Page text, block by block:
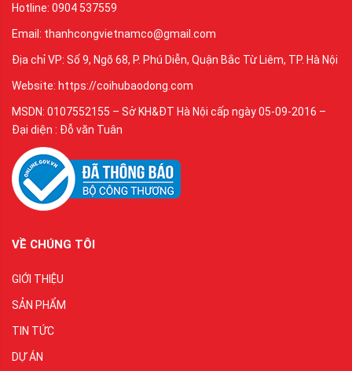
Hotline: 0904 537559
Email: thanhcongvietnamco@gmail.com
Địa chỉ VP: Số 9, Ngõ 68, P. Phú Diễn, Quận Bắc Từ Liêm, TP. Hà Nội
Website: https://coihubaodong.com
MSDN: 0107552155 – Sở KH&ĐT Hà Nội cấp ngày 05-09-2016 –
Đại diện : Đỗ văn Tuân
VỀ CHÚNG TÔI
GIỚI THIỆU
SẢN PHẨM
TIN TỨC
DỰ ÁN